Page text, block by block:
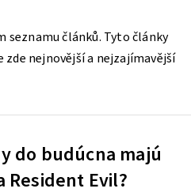
seznamu článků. Tyto články
nejnovější a nejzajímavější
do budúcna majú
Resident Evil?